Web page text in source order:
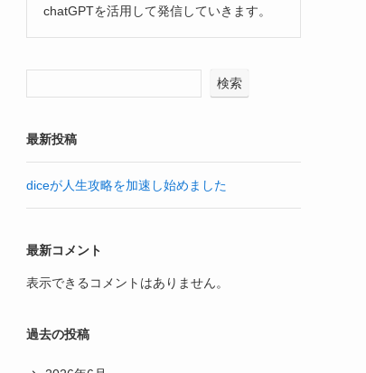
chatGPTを活用して発信していきます。
検索
最新投稿
diceが人生攻略を加速し始めました
最新コメント
表示できるコメントはありません。
過去の投稿